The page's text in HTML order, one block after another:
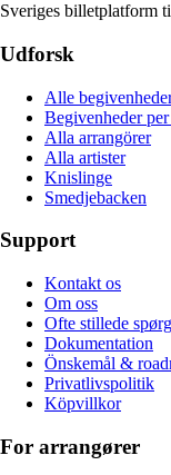
Sveriges billetplatform
Udforsk
Alle
Begivenheder
Alla arrangörer
Alla artister
Knislinge
Smedjebacken
Support
Kontakt os
Om oss
Ofte stillede
Dokumentation
Önskemål &
Privatlivspolitik
Köpvillkor
For arrangører